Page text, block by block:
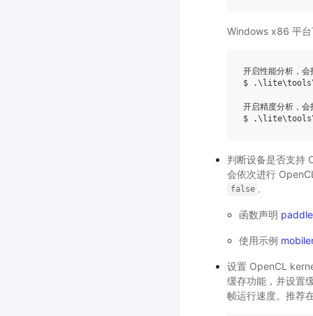
Windows x86 平台
开启性能分析，
$ .\l ite\tools
开启精度分析，
$ .\l ite\tools
判断设备是否支持
会依次进行
false .
函数声明
使用示例
设置 OpenCL
缓存功能，并设置
帧运行速度。推荐